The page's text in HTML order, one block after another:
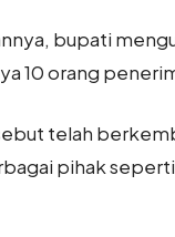
bupati
10 orang
telah
pihak